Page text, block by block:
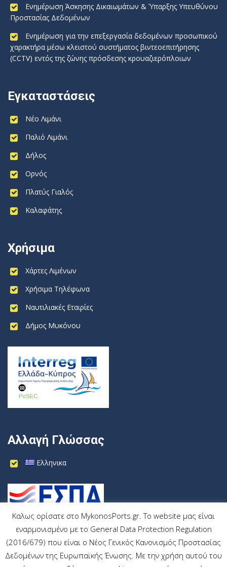
Ενημέρωση Άσκησης Δικαιωμάτων & Ύπαρξης Υπευθύνου
Προστασίας Δεδομένων
Ενημέρωση για την επεξεργασία δεδομένων προσωπικού
χαρακτήρα μέσω κλειστού συστήματος βιντεοεπιτήρησης
(CCTV) εντός της ζώνης πρόσδεσης κρουαζιερόπλοιων
Εγκαταστάσεις
Νέο Λιμάνι
Παλιό Λιμάνι
Δήλος
Ορνός
Πλατύς Γιαλός
Καλαφάτης
Χρήσιμα
Χάρτες Λιμένων
Χρήσιμα Τηλέφωνα
Ναυτιλιακές Εταιρίες
Δήμος Μυκόνου
Αλλαγή Γλώσσας
Ελληνικα
Καλως ορίσατε στο MykonosPorts.gr. Το website μας είναι
εναρμονισμένο με το General Data Protection Regulation
(2016/679) που είναι ο Νέος Γενικός Κανονισμός Προστασίας
Δεδομένων της Ευρωπαϊκής Ένωσης. Με την χρήση αυτού του